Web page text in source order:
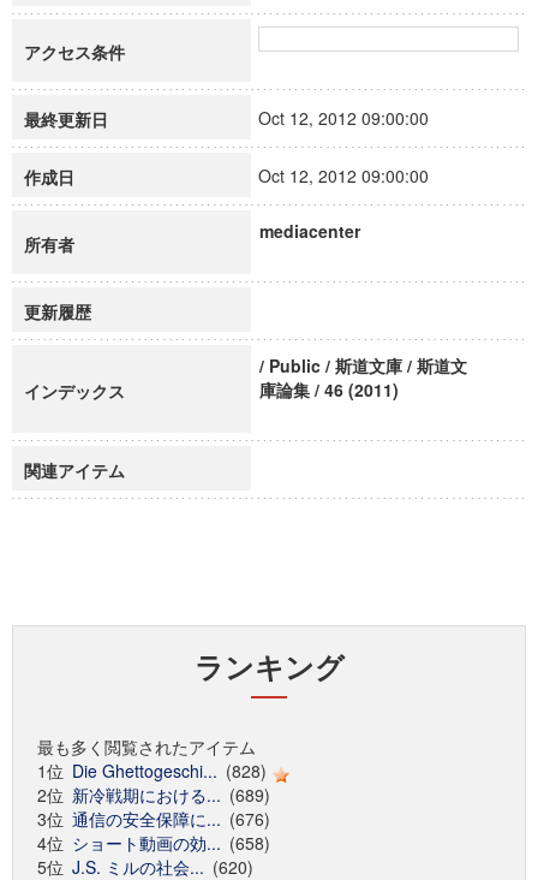
アクセス条件
最終更新日 Oct 12, 2012 09:00:00
作成日 Oct 12, 2012 09:00:00
所有者
mediacenter
更新履歴
インデックス
/ Public / 斯道文庫 / 斯道文
庫論集 / 46 (2011)
関連アイテム
ランキング
最も多く閲覧されたアイテム
1位 Die Ghettogeschi... (828)
2位 新冷戦期における... (689)
3位 通信の安全保障に... (676)
4位 ショート動画の効... (658)
5位 J.S. ミルの社会... (620)